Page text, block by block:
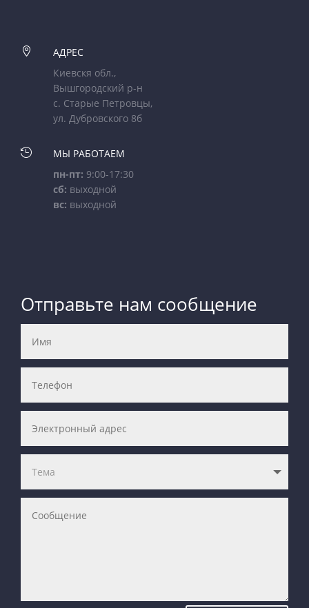

АДРЕС
Киевскя обл.,
Вышгородский р-н
с. Старые Петровцы,
ул. Дубровского 8б

МЫ РАБОТАЕМ
пн-пт: 9:00-17:30
сб: выходной
вс: выходной
Отправьте нам сообщение